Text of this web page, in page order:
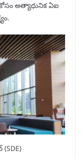
అత్యాధునిక ఏఐ